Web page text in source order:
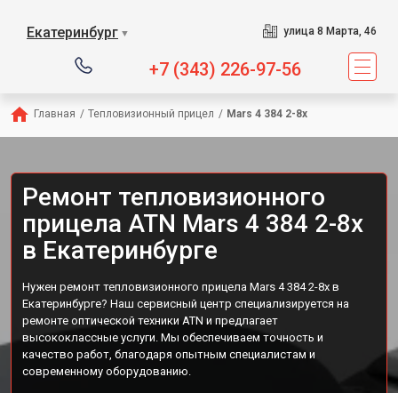
Екатеринбург ▼ улица 8 Марта, 46
+7 (343) 226-97-56
Главная / Тепловизионный прицел / Mars 4 384 2-8x
Ремонт тепловизионного
прицела ATN Mars 4 384 2-8x
в Екатеринбурге
Нужен ремонт тепловизионного прицела Mars 4 384 2-8x в
Екатеринбурге? Наш сервисный центр специализируется на
ремонте оптической техники ATN и предлагает
высококлассные услуги. Мы обеспечиваем точность и
качество работ, благодаря опытным специалистам и
современному оборудованию.